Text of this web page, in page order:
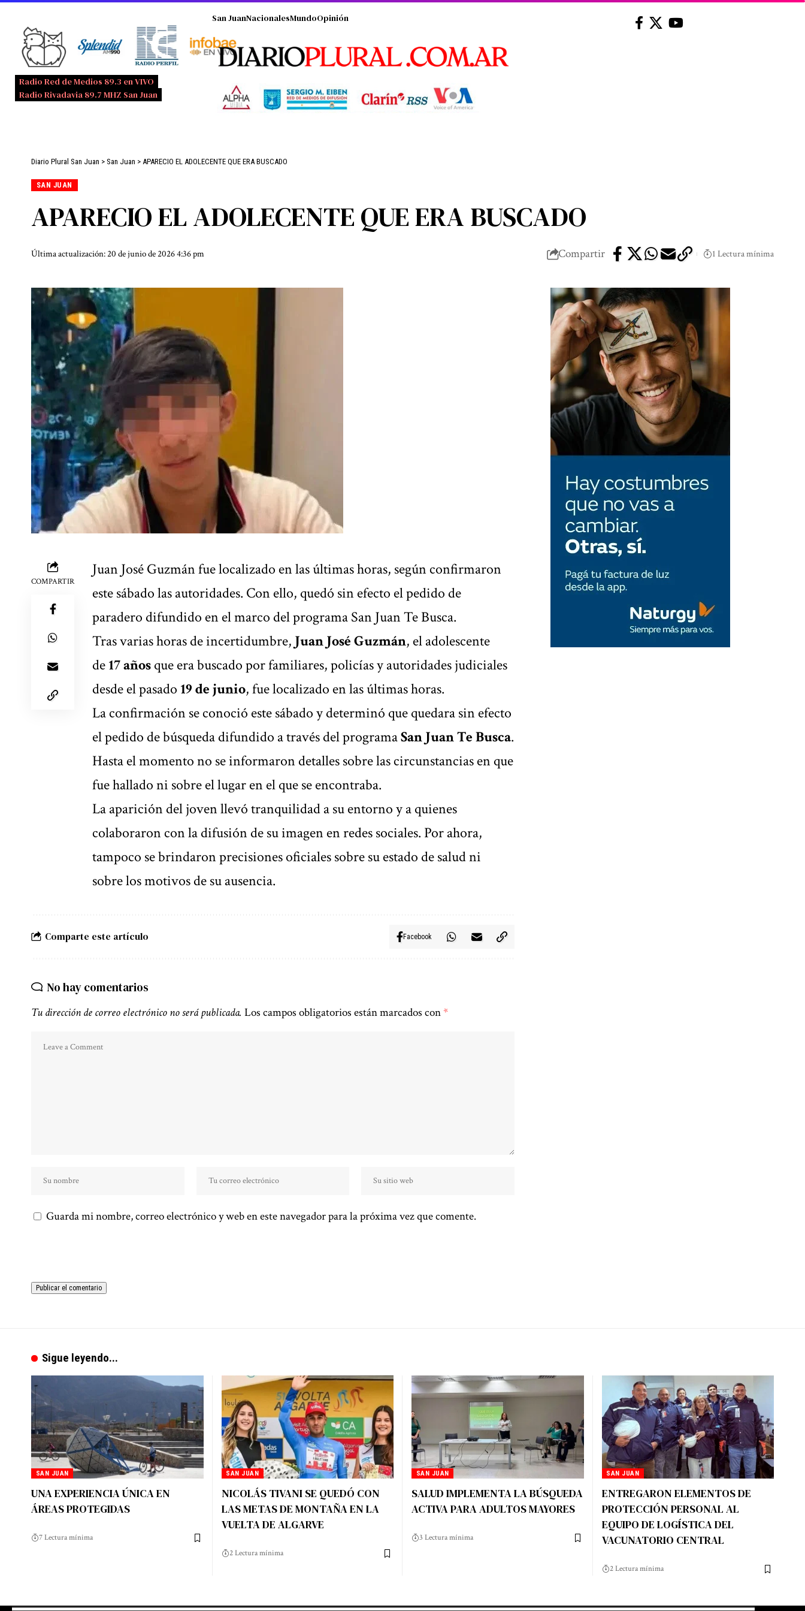
Radio Red de Medios 89.3 en VIVO
Radio Rivadavia 89.7 MHZ San Juan
San JuanNacionalesMundoOpinión
Diario Plural San Juan > San Juan > APARECIO EL ADOLECENTE QUE ERA BUSCADO
SAN JUAN
APARECIO EL ADOLECENTE QUE ERA BUSCADO
Última actualización: 20 de junio de 2026 4:36 pm Compartir 1 Lectura mínima
COMPARTIR
Juan José Guzmán fue localizado en las últimas horas, según confirmaron
este sábado las autoridades. Con ello, quedó sin efecto el pedido de
paradero difundido en el marco del programa San Juan Te Busca.
Tras varias horas de incertidumbre, Juan José Guzmán, el adolescente
de17 añosque era buscado por familiares, policías y autoridades judiciales
desde el pasado 19 de junio, fue localizado en las últimas horas.
La confirmación se conoció este sábado y determinó que quedara sin efecto
el pedido de búsqueda difundido a través del programaSan Juan Te Busca.
Hasta el momento no se informaron detalles sobre las circunstancias en que
fue hallado ni sobre el lugar en el que se encontraba.
La aparición del joven llevó tranquilidad a su entorno y a quienes
colaboraron con la difusión de su imagen en redes sociales. Por ahora,
tampoco se brindaron precisiones oficiales sobre su estado de salud ni
sobre los motivos de su ausencia.
Comparte este artículo Facebook
No hay comentarios
Tu dirección de correo electrónico no será publicada. Los campos obligatorios están marcados con*
Guarda mi nombre, correo electrónico y web en este navegador para la próxima vez que comente.
Sigue leyendo...
SAN JUAN
UNA EXPERIENCIA ÚNICA EN
ÁREAS PROTEGIDAS
7 Lectura mínima
SAN JUAN
NICOLÁS TIVANI SE QUEDÓ CON
LAS METAS DE MONTAÑA EN LA
VUELTA DE ALGARVE
2 Lectura mínima
SAN JUAN
SALUD IMPLEMENTA LA BÚSQUEDA
ACTIVA PARA ADULTOS MAYORES
3 Lectura mínima
SAN JUAN
ENTREGARON ELEMENTOS DE
PROTECCIÓN PERSONAL AL
EQUIPO DE LOGÍSTICA DEL
VACUNATORIO CENTRAL
2 Lectura mínima